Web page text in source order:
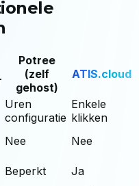
Potree
(zelf
gehost)
ATIS.cloud
Uren
configuratie
Enkele
klikken
Nee
Nee
Beperkt
Ja